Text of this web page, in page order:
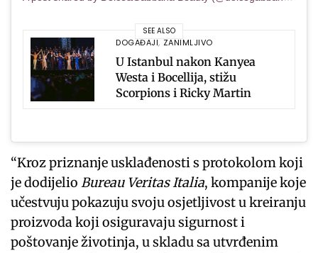
SEE ALSO
DOGAĐAJI, ZANIMLJIVO
U Istanbul nakon Kanyea
Westa i Bocellija, stižu
Scorpions i Ricky Martin
“Kroz priznanje usklađenosti s protokolom koji
je dodijelioBureau Veritas Italia, kompanije koje
učestvuju pokazuju svoju osjetljivost u kreiranju
proizvoda koji osiguravaju sigurnost i
poštovanje životinja, u skladu sa utvrđenim